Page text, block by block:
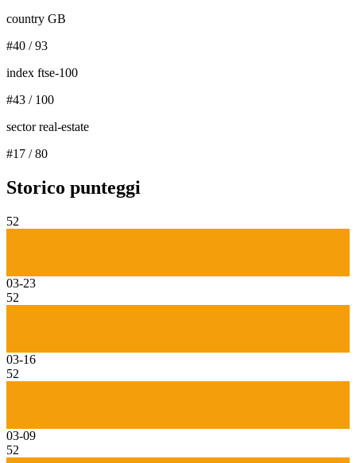
country GB
#40 /93
index ftse-100
#43 / 100
sector real-estate
#17 /80
Storico punteggi
52
03-23
52
03-16
52
03-09
52